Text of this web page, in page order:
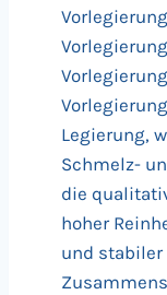
Legierung,
Schmelz-
die
hoher
und